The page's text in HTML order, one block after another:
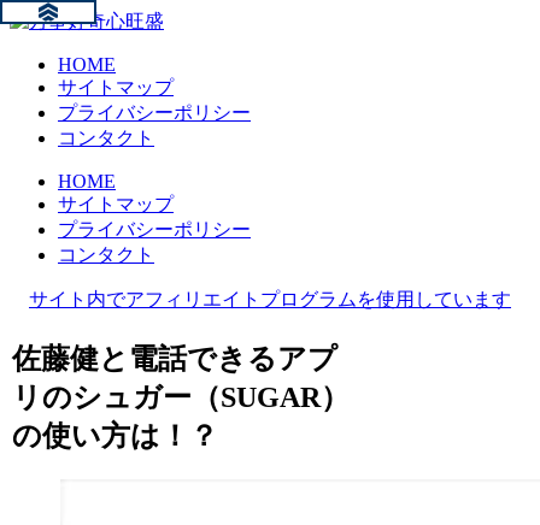
HOME
サイトマップ
プライバシーポリシー
コンタクト
HOME
サイトマップ
プライバシーポリシー
コンタクト
サイト内でアフィリエイトプログラムを使用しています
佐藤健と電話できるアプ
リのシュガー（SUGAR）
の使い方は！？